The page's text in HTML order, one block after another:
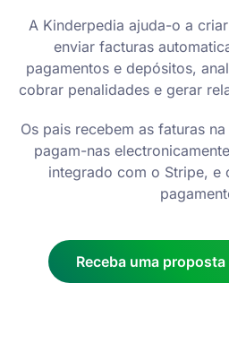
A Kinderpedia ajuda-o a
enviar facturas
pagamentos e depósitos,
cobrar penalidades e gerar
Os pais recebem as faturas
pagam-nas
integrado com o Stripe, e
Receba uma